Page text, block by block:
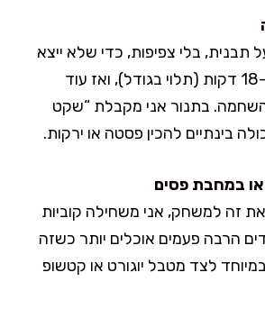
תבנית, בלי צפיפות, כדי שלא ייצא
אידוי. 220°C ל-12–18 דקות (תלוי בגודל), ואז עוד
בתנור אני מקבלת “שקט
בינתיים להכין פסטה או ירקות.
זה למשחק, אני משחילה קוביות
הרבה פעמים אוכלים יותר כשזה
לצד מטבל יוגורט או קטשופ